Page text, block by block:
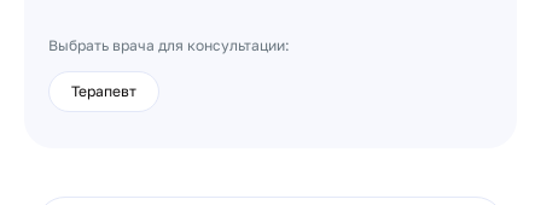
Выбрать врача для консультации:
Терапевт